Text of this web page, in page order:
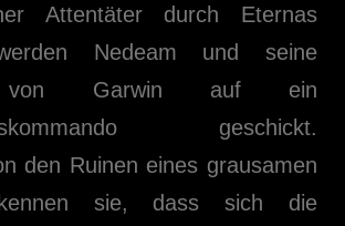
Attentäter durch Eternas
Nedeam und seine
von Garwin auf ein
geschickt.
den Ruinen eines grausamen
sie, dass sich die